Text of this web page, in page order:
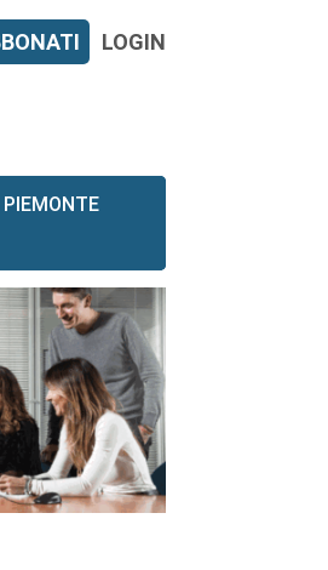
LOGIN
PIEMONTE